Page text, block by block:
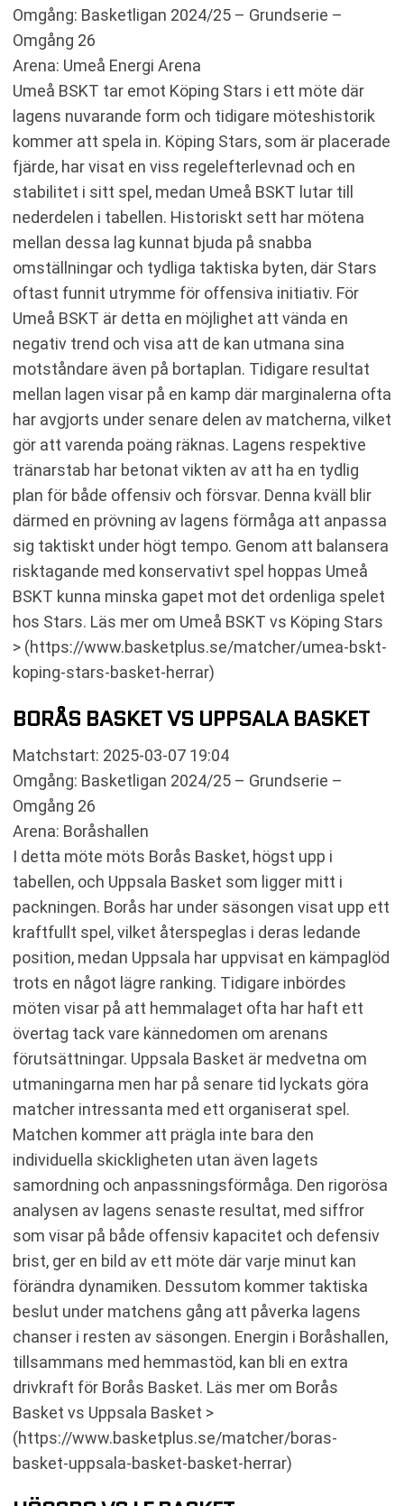
Omgång: Basketligan 2024/25 – Grundserie –
Omgång 26
Arena: Umeå Energi Arena
Umeå BSKT tar emot Köping Stars i ett möte där
lagens nuvarande form och tidigare möteshistorik
kommer att spela in. Köping Stars, som är placerade
fjärde, har visat en viss regelefterlevnad och en
stabilitet i sitt spel, medan Umeå BSKT lutar till
nederdelen i tabellen. Historiskt sett har mötena
mellan dessa lag kunnat bjuda på snabba
omställningar och tydliga taktiska byten, där Stars
oftast funnit utrymme för offensiva initiativ. För
Umeå BSKT är detta en möjlighet att vända en
negativ trend och visa att de kan utmana sina
motståndare även på bortaplan. Tidigare resultat
mellan lagen visar på en kamp där marginalerna ofta
har avgjorts under senare delen av matcherna, vilket
gör att varenda poäng räknas. Lagens respektive
tränarstab har betonat vikten av att ha en tydlig
plan för både offensiv och försvar. Denna kväll blir
därmed en prövning av lagens förmåga att anpassa
sig taktiskt under högt tempo. Genom att balansera
risktagande med konservativt spel hoppas Umeå
BSKT kunna minska gapet mot det ordenliga spelet
hos Stars. Läs mer om Umeå BSKT vs Köping Stars
> (https://www.basketplus.se/matcher/umea-bskt-
koping-stars-basket-herrar)
BORÅS BASKET VS UPPSALA BASKET
Matchstart: 2025-03-07 19:04
Omgång: Basketligan 2024/25 – Grundserie –
Omgång 26
Arena: Boråshallen
I detta möte möts Borås Basket, högst upp i
tabellen, och Uppsala Basket som ligger mitt i
packningen. Borås har under säsongen visat upp ett
kraftfullt spel, vilket återspeglas i deras ledande
position, medan Uppsala har uppvisat en kämpaglöd
trots en något lägre ranking. Tidigare inbördes
möten visar på att hemmalaget ofta har haft ett
övertag tack vare kännedomen om arenans
förutsättningar. Uppsala Basket är medvetna om
utmaningarna men har på senare tid lyckats göra
matcher intressanta med ett organiserat spel.
Matchen kommer att prägla inte bara den
individuella skickligheten utan även lagets
samordning och anpassningsförmåga. Den rigorösa
analysen av lagens senaste resultat, med siffror
som visar på både offensiv kapacitet och defensiv
brist, ger en bild av ett möte där varje minut kan
förändra dynamiken. Dessutom kommer taktiska
beslut under matchens gång att påverka lagens
chanser i resten av säsongen. Energin i Boråshallen,
tillsammans med hemmastöd, kan bli en extra
drivkraft för Borås Basket. Läs mer om Borås
Basket vs Uppsala Basket >
(https://www.basketplus.se/matcher/boras-
basket-uppsala-basket-basket-herrar)